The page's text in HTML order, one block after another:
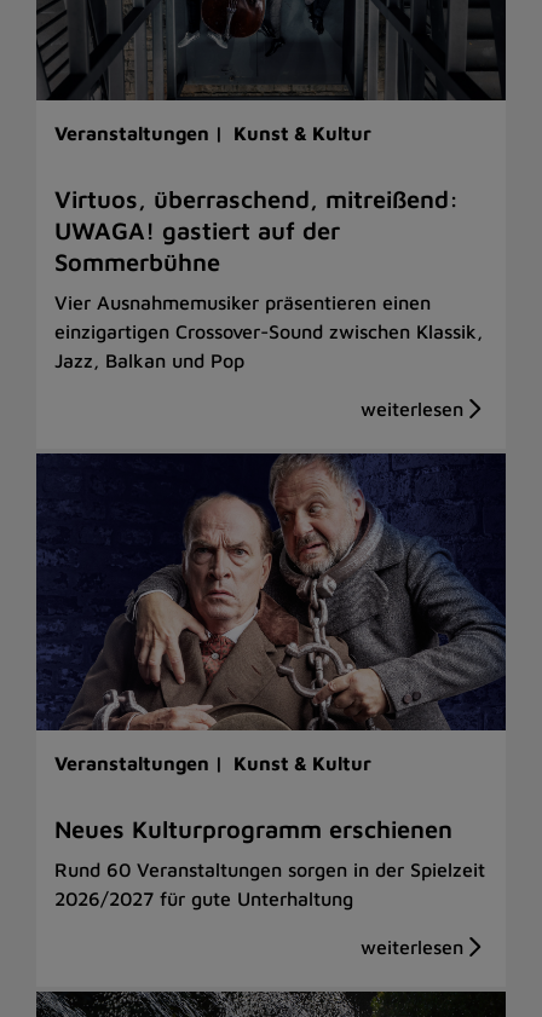
Veranstaltungen | Kunst & Kultur
Virtuos, überraschend, mitreißend:
UWAGA! gastiert auf der
Sommerbühne
Vier Ausnahmemusiker präsentieren einen
einzigartigen Crossover-Sound zwischen Klassik,
Jazz, Balkan und Pop
Veranstaltungen | Kunst & Kultur
Neues Kulturprogramm erschienen
Rund 60 Veranstaltungen sorgen in der Spielzeit
2026/2027 für gute Unterhaltung